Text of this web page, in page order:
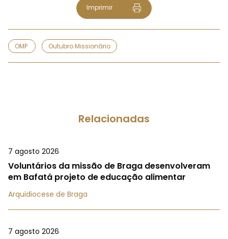
Imprimir
OMP Outubro Missionário
Relacionadas
7 agosto 2026
Voluntários da missão de Braga desenvolveram
em Bafatá projeto de educação alimentar
Arquidiocese de Braga
7 agosto 2026